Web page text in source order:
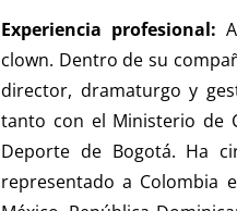
Experiencia profesional:
clown. Dentro de su
director, dramaturgo y
tanto con el Ministerio de
Deporte de Bogotá. Ha
representado a Colombia